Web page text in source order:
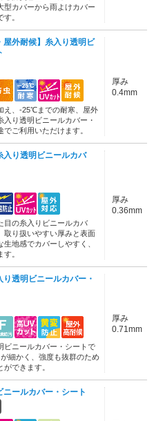
型カバーから雨よけカバー
。
屋外耐候】糸入り透明ビ
え、-25℃までの耐寒、屋外
り透明ビニールカバー・
ご利用いただけます。
厚み
0.4mm
入り透明ビニールカバ
目の糸入りビニールカバ
取り扱いやすい厚みと表面
地感でカバーしやすく、
。
厚み
0.36mm
り透明ビニールカバー・
ビニールカバー・シートで
細かく、強度も抜群のため
できます。
厚み
0.71mm
ニールカバー・シート